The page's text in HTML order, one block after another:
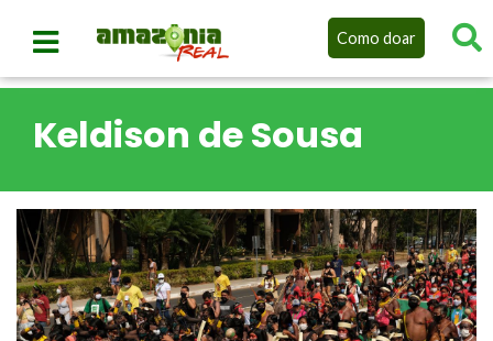
Como doar
Keldison de Sousa